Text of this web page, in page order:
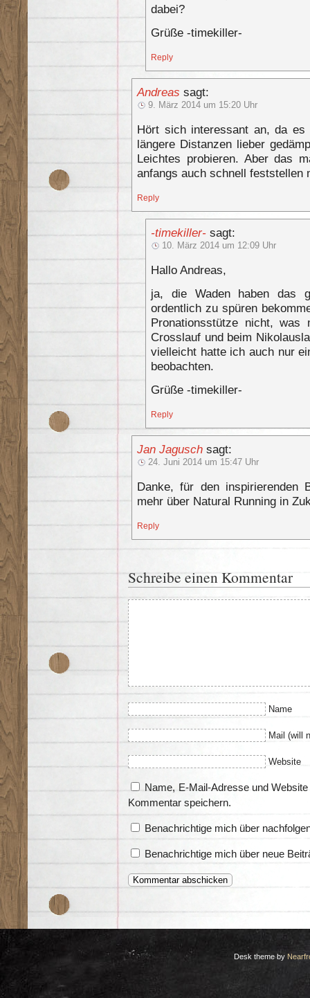
dabei?
Grüße -timekiller-
Reply
Andreas sagt:
9. März 2014 um 15:20 Uhr
Hört sich interessant an, da
längere Distanzen lieber
Leichtes probieren. Aber das
anfangs auch schnell
Reply
-timekiller- sagt:
10. März 2014 um 12:09 Uhr
Hallo Andreas,
ja, die Waden haben das
ordentlich zu spüren
Pronationsstütze nicht,
Crosslauf und beim
vielleicht hatte ich auch nur
beobachten.
Grüße -timekiller-
Reply
Jan Jagusch sagt:
24. Juni 2014 um 15:47 Uhr
Danke, für den inspirierenden
mehr über Natural Running in
Reply
Schreibe einen Kommentar
Name
Mail (will
Website
Name, E-Mail-Adresse und
Kommentar speichern.
Benachrichtige mich über
Benachrichtige mich über neue
Desk theme by